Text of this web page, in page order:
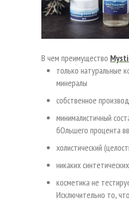
В чем преимущество
только натуральные
минералы
собственное
минималистичный
бОльшего процента
холистический
никаких
косметика не
Исключительно то,